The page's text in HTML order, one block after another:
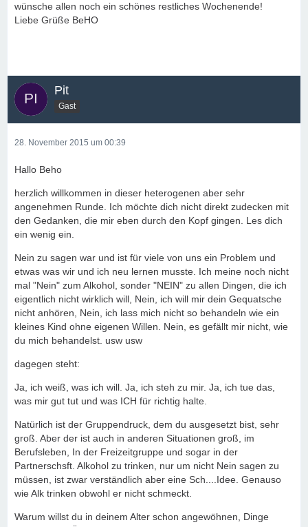
wünsche allen noch ein schönes restliches Wochenende!
Liebe Grüße BeHO
Pit
Gast
28. November 2015 um 00:39
Hallo Beho
herzlich willkommen in dieser heterogenen aber sehr
angenehmen Runde. Ich möchte dich nicht direkt zudecken mit
den Gedanken, die mir eben durch den Kopf gingen. Les dich
ein wenig ein.
Nein zu sagen war und ist für viele von uns ein Problem und
etwas was wir und ich neu lernen musste. Ich meine noch nicht
mal "Nein" zum Alkohol, sonder "NEIN" zu allen Dingen, die ich
eigentlich nicht wirklich will, Nein, ich will mir dein Gequatsche
nicht anhören, Nein, ich lass mich nicht so behandeln wie ein
kleines Kind ohne eigenen Willen. Nein, es gefällt mir nicht, wie
du mich behandelst. usw usw
dagegen steht:
Ja, ich weiß, was ich will. Ja, ich steh zu mir. Ja, ich tue das,
was mir gut tut und was ICH für richtig halte.
Natürlich ist der Gruppendruck, dem du ausgesetzt bist, sehr
groß. Aber der ist auch in anderen Situationen groß, im
Berufsleben, In der Freizeitgruppe und sogar in der
Partnerschsft. Alkohol zu trinken, nur um nicht Nein sagen zu
müssen, ist zwar verständlich aber eine Sch....Idee. Genauso
wie Alk trinken obwohl er nicht schmeckt.
Warum willst du in deinem Alter schon angewöhnen, Dinge